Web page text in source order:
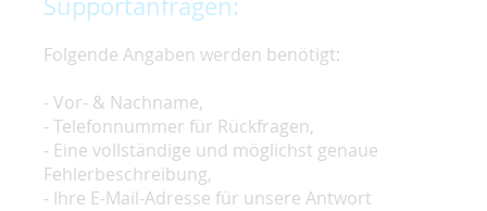
Folgende Angaben werden benötigt:
- Vor- & Nachname,
- Telefonnummer für Rückfragen,
- Eine vollständige und möglichst genaue
Fehlerbeschreibung,
- Ihre E-Mail-Adresse für unsere Antwort